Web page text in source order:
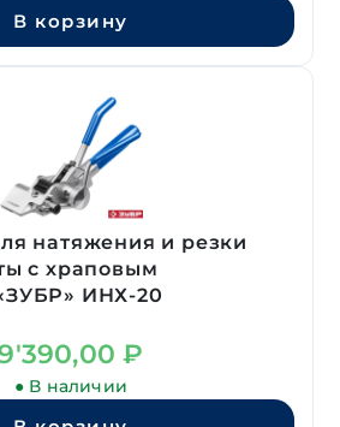
В корзину
натяжения и резки
с храповым
ИНХ-20
₽
● В наличии